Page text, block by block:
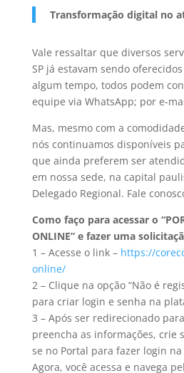
Transformação digital no
Vale ressaltar que diversos
SP já estavam sendo
algum tempo, todos podem
equipe via WhatsApp; por e-
Mas, mesmo com a
nós continuamos disponíveis
que ainda preferem ser
em nossa sede, na capital
Delegado Regional. Fale
Como faço para acessar o
ONLINE” e fazer uma
1 – Acesse o link – https://
online/
2 – Clique na opção “Não é
para criar login e senha na
3 – Após ser redirecionado
preencha as informações, crie
se no Portal para fazer login
Agora, você acessa e navega